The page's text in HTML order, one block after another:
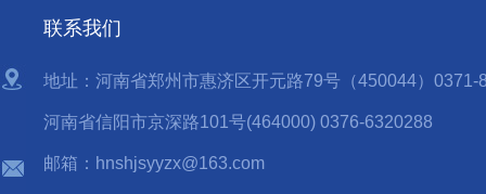
联系我们
地址：河南省郑州市惠济区开元路79号（450044）0371-
河南省信阳市京深路101号(464000) 0376-6320288
邮箱：hnshjsyyzx@163.com